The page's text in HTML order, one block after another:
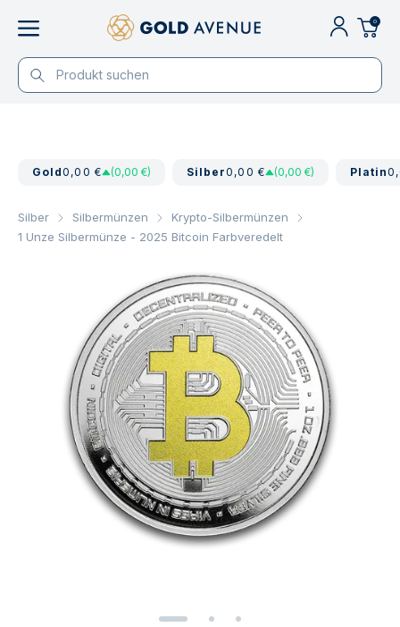
0
Gold0,00 € (0,00 €) Silber0,00 € (0,00 €) Platin
Silber Silbermünzen
Krypto-Silbermünzen
1 Unze Silbermünze - 2025 Bitcoin Farbveredelt